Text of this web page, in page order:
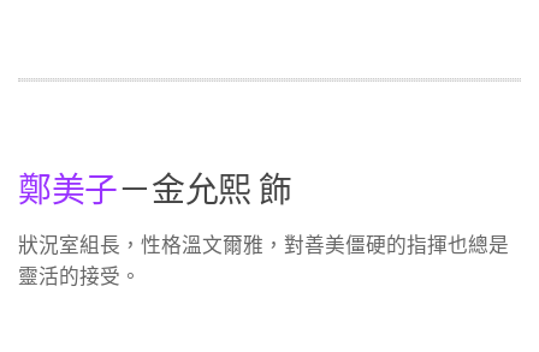
鄭美子－金允熙 飾
狀況室組長，性格溫文爾雅，對善美僵硬的指揮也總是
靈活的接受。